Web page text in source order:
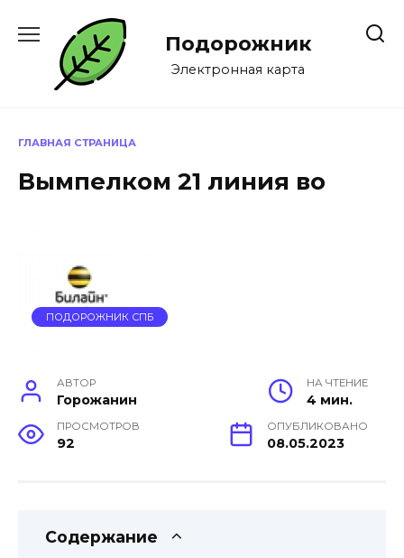
содержанию
Подорожник
Электронная карта
ГЛАВНАЯ СТРАНИЦА
Вымпелком 21 линия во
ПОДОРОЖНИК СПБ
АВТОР
Горожанин
НА ЧТЕНИЕ
4 мин.
ПРОСМОТРОВ
92
ОПУБЛИКОВАНО
08.05.2023
Содержание